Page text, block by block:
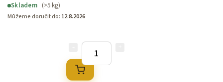
Skladem (>5 kg)
Můžeme doručit do: 12.8.2026